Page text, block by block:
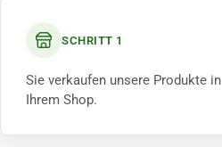
SCHRITT 1
Sie verkaufen unsere Produkte in
Ihrem Shop.